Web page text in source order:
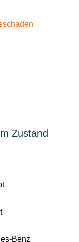
Zustand
Benz